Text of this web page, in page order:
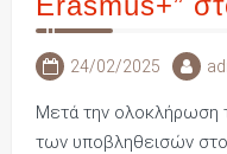
24/02/2025
Μετά την ολοκλήρωση
των υποβληθεισών